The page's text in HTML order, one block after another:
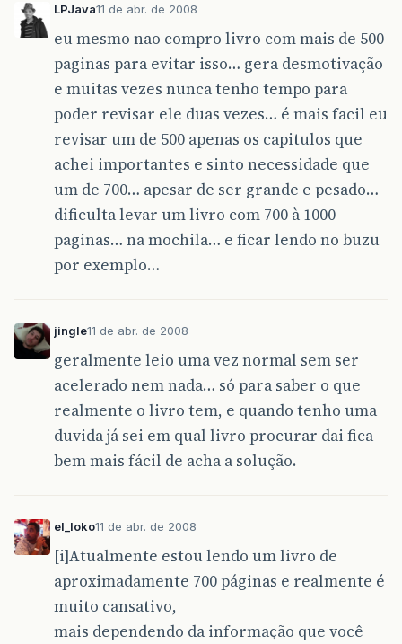
LPJava11 de abr. de 2008
eu mesmo nao compro livro com mais de 500
paginas para evitar isso… gera desmotivação
e muitas vezes nunca tenho tempo para
poder revisar ele duas vezes… é mais facil eu
revisar um de 500 apenas os capitulos que
achei importantes e sinto necessidade que
um de 700… apesar de ser grande e pesado…
dificulta levar um livro com 700 à 1000
paginas… na mochila… e ficar lendo no buzu
por exemplo…
jingle11 de abr. de 2008
geralmente leio uma vez normal sem ser
acelerado nem nada… só para saber o que
realmente o livro tem, e quando tenho uma
duvida já sei em qual livro procurar dai fica
bem mais fácil de acha a solução.
el_loko11 de abr. de 2008
[i]Atualmente estou lendo um livro de
aproximadamente 700 páginas e realmente é
muito cansativo,
mais dependendo da informação que você